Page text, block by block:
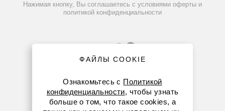
Нажимая кнопку, Вы соглашаетесь с условиями оферты и
политикой конфиденциальности
8 (800) 234-05-08
ФАЙЛЫ COOKIE
Ознакомьтесь с Политикой
конфиденциальности, чтобы узнать
больше о том, что такое cookies, а